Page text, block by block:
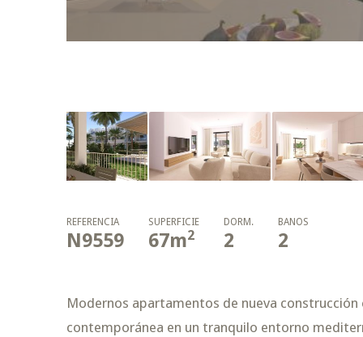
REFERENCIA
N9559
SUPERFICIE
67m2
DORM.
2
BAÑOS
2
Modernos apartamentos de nueva construcción
contemporánea en un tranquilo entorno